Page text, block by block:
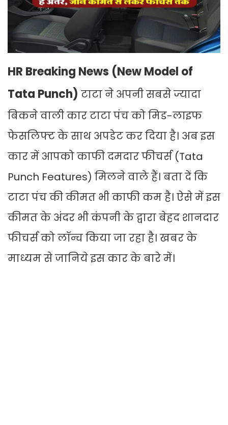
HR Breaking News (New Model of
Tata Punch) टाटा ने अपनी सबसे ज्यादा
बिकने वाली कार टाटा पंच को मिड-लाइफ
फेसलिफ्ट के साथ अपडेट कर दिया है। अब इस
कार में आपको काफी दमदार फीचर्स (Tata
Punch Features) मिलने वाले हैं। बता दें कि
टाटा पंच की कीमत भी काफी कम है। ऐसे में इस
कीमत के अंदर भी कंपनी के द्वारा बेहद शानदार
फीचर्स को लॉन्च किया जा रहा है। खबर के
माध्यम से जानिये इस कार के बारे में।